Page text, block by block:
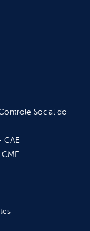
Social do
CAE